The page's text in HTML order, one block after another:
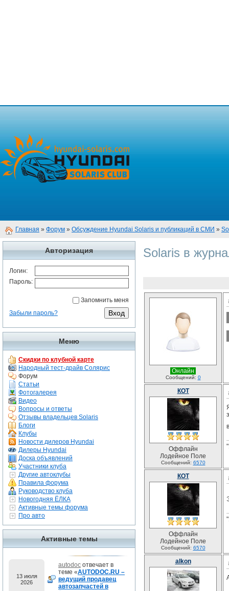
Главная » Форум » Обсуждение Hyundai Solaris и публикаций в СМИ »
Авторизация
Логин:
Пароль:
Запомнить меня
Забыли пароль?
Меню
Скидки по клубной карте
Народный тест-драйв Солярис
Форум
Статьи
Фотогалерея
Видео
Вопросы и ответы
Отзывы владельцев Solaris
Блоги
Клубы
Новости дилеров Hyundai
Дилеры Hyundai
Доска объявлений
Участники клуба
Другие автоклубы
Правила форума
Руководство клуба
Новогодняя ЁЛКА
Активные темы форума
Про авто
Активные темы
13 июля
2026
autodoc отвечает в
теме «AUTODOC.RU –
ведущий продавец
автозапчастей в
Solaris в
Онлайн
Сообщений: 0
КОТ
Оффлайн
Лодейное Поле
Сообщений: 6570
КОТ
Оффлайн
Лодейное Поле
Сообщений: 6570
alkon